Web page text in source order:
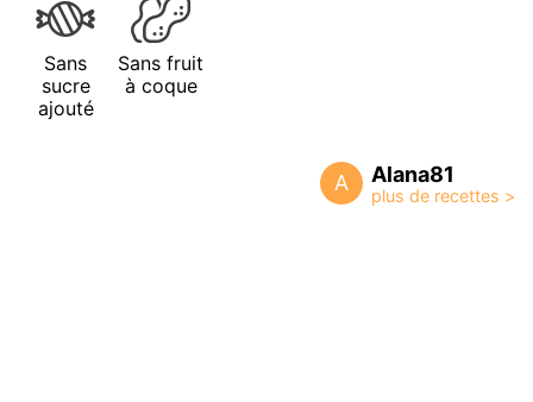
Sans
sucre
ajouté
Sans fruit
à coque
A Alana81